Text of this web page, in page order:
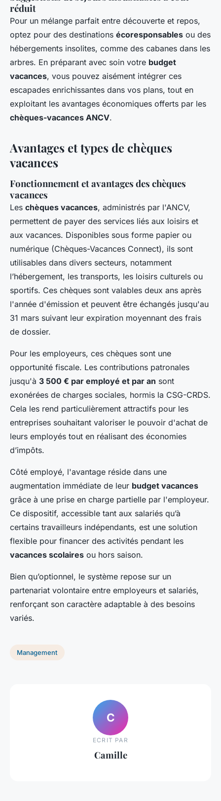
réduit
Pour un mélange parfait entre découverte et repos,
optez pour des destinations écoresponsables ou des
hébergements insolites, comme des cabanes dans les
arbres. En préparant avec soin votre budget
vacances, vous pouvez aisément intégrer ces
escapades enrichissantes dans vos plans, tout en
exploitant les avantages économiques offerts par les
chèques-vacances ANCV.
Avantages et types de chèques
vacances
Fonctionnement et avantages des chèques
vacances
Les chèques vacances, administrés par l'ANCV,
permettent de payer des services liés aux loisirs et
aux vacances. Disponibles sous forme papier ou
numérique (Chèques-Vacances Connect), ils sont
utilisables dans divers secteurs, notamment
l’hébergement, les transports, les loisirs culturels ou
sportifs. Ces chèques sont valables deux ans après
l'année d'émission et peuvent être échangés jusqu'au
31 mars suivant leur expiration moyennant des frais
de dossier.
Pour les employeurs, ces chèques sont une
opportunité fiscale. Les contributions patronales
jusqu'à 3 500 € par employé et par an sont
exonérées de charges sociales, hormis la CSG-CRDS.
Cela les rend particulièrement attractifs pour les
entreprises souhaitant valoriser le pouvoir d'achat de
leurs employés tout en réalisant des économies
d’impôts.
Côté employé, l'avantage réside dans une
augmentation immédiate de leur budget vacances
grâce à une prise en charge partielle par l'employeur.
Ce dispositif, accessible tant aux salariés qu’à
certains travailleurs indépendants, est une solution
flexible pour financer des activités pendant les
vacances scolaires ou hors saison.
Bien qu’optionnel, le système repose sur un
partenariat volontaire entre employeurs et salariés,
renforçant son caractère adaptable à des besoins
variés.
Management
C
ECRIT PAR
Camille